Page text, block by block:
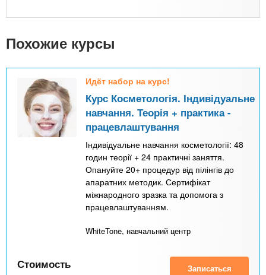
Похожие курсы
Идёт набор на курс!
Курс Косметологія. Індивідуальне
навчання. Теорія + практика -
працевлаштування
Індивідуальне навчання косметології: 48
годин теорії + 24 практичні заняття.
Опануйте 20+ процедур від пілінгів до
апаратних методик. Сертифікат
міжнародного зразка та допомога з
працевлаштуванням.
WhiteTone, навчальний центр
Стоимость Записаться